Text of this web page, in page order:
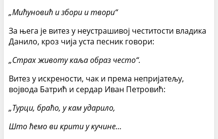
„Мићуновић и збори и твори“
За њега је витез у неустрашивој честитости владика
Данило, кроз чија уста песник говори:
„Страх животу каља образ често“.
Витез у искрености, чак и према непријатељу,
војвода Батрић и сердар Иван Петровић:
„Турци, браћо, у кам ударило,
Што ћемо ви крити у кучине…